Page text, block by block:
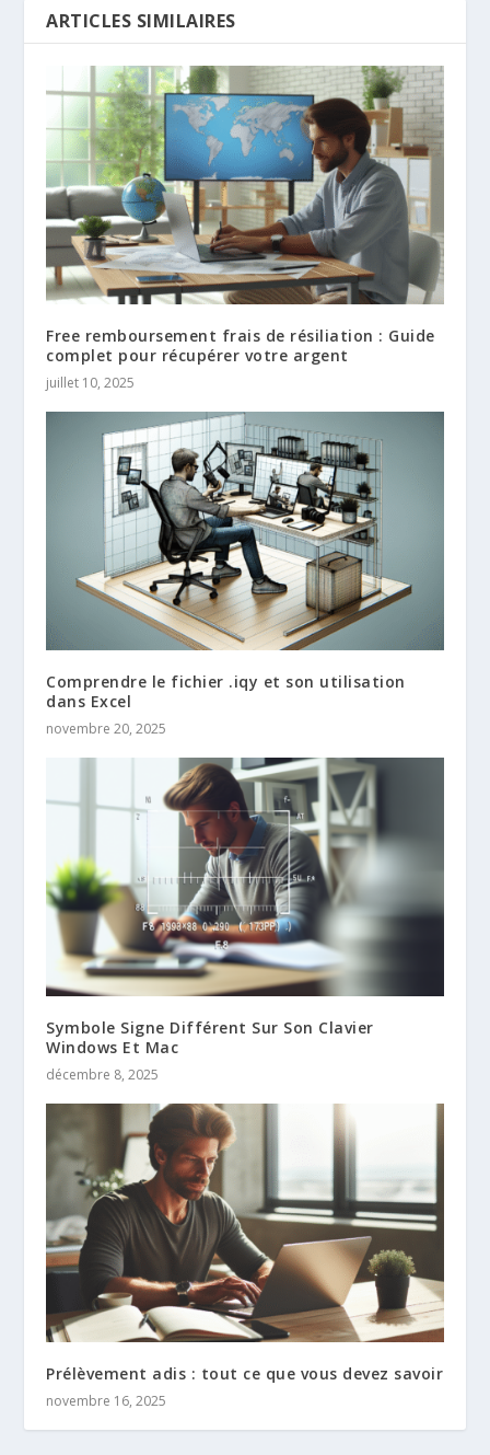
ARTICLES SIMILAIRES
Free remboursement frais de résiliation : Guide
complet pour récupérer votre argent
juillet 10, 2025
Comprendre le fichier .iqy et son utilisation
dans Excel
novembre 20, 2025
Symbole Signe Différent Sur Son Clavier
Windows Et Mac
décembre 8, 2025
Prélèvement adis : tout ce que vous devez savoir
novembre 16, 2025